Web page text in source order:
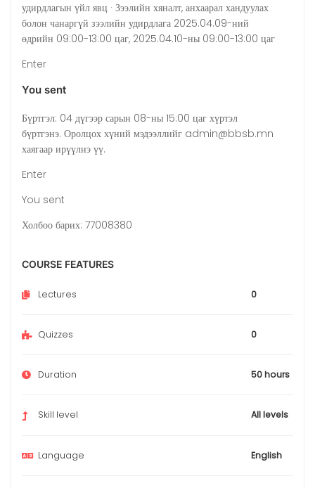
удирдлагын үйл явц · Зээлийн хяналт, анхаарал хандуулах
болон чанаргүй зээлийн удирдлага 2025.04.09-ний
өдрийн 09:00-13:00 цаг, 2025.04.10-ны 09:00-13:00 цаг
Enter
You sent
Бүртгэл: 04 дүгээр сарын 08-ны 15:00 цаг хүртэл
бүртгэнэ. Оролцох хүний мэдээллийг admin@bbsb.mn
хаягаар ирүүлнэ үү.
Enter
You sent
Холбоо барих: 77008380
COURSE FEATURES
Lectures 0
Quizzes 0
Duration 50 hours
Skill level All levels
Language English